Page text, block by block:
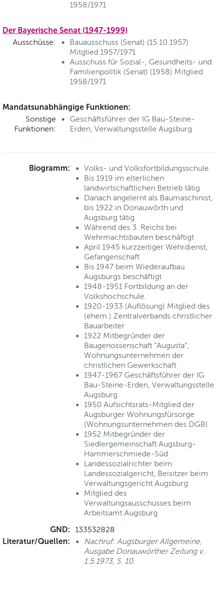
1958/1971
Der Bayerische Senat (1947-1999)
Ausschüsse:
Bauausschuss (Senat) (15.10.1957)
Mitglied 1957/1971
Ausschuss für Sozial-, Gesundheits- und
Familienpolitik (Senat) (1958) Mitglied
1958/1971
Mandatsunabhängige Funktionen:
Sonstige
Funktionen:
Geschäftsführer der IG Bau-Steine-
Erden, Verwaltungsstelle Augsburg
Biogramm:
Volks- und Volksfortbildungsschule
Bis 1919 im elterlichen
landwirtschaftlichen Betrieb tätig
Danach angelernt als Baumaschinist,
bis 1922 in Donauwörth und
Augsburg tätig
Während des 3. Reichs bei
Wehrmachtsbauten beschäftigt
April 1945 kurzzeitiger Wehrdienst,
Gefangenschaft
Bis 1947 beim Wiederaufbau
Augsburgs beschäftigt
1948-1951 Fortbildung an der
Volkshochschule.
1920-1933 (Auflösung) Mitglied des
(ehem.) Zentralverbands christlicher
Bauarbeiter
1922 Mitbegründer der
Baugenossenschaft "Augusta",
Wohnungsunternehmen der
christlichen Gewerkschaft
1947-1967 Geschäftsführer der IG
Bau-Steine-Erden, Verwaltungsstelle
Augsburg
1950 Aufsichtsrats-Mitglied der
Augsburger Wohnungsfürsorge
(Wohnungsunternehmen des DGB)
1952 Mitbegründer der
Siedlergemeinschaft Augsburg-
Hammerschmiede-Süd
Landessozialrichter beim
Landessozialgericht, Beisitzer beim
Verwaltungsgericht Augsburg
Mitglied des
Verwaltungsausschusses beim
Arbeitsamt Augsburg
GND: 133532828
Literatur/Quellen:
Nachruf: Augsburger Allgemeine,
Ausgabe Donauwörther Zeitung v.
1.5.1973, S. 10.